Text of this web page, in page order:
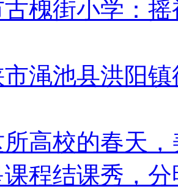
槐街小学：
渑池县洪阳
高校的春天
程结课秀，